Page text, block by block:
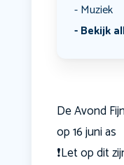
Muziek
Bekijk
De Avond
op 16 juni as
❗️Let op dit